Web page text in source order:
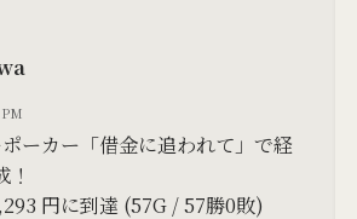
ーカー「借金に追われて」で経
円に到達 (57G / 57勝0敗)